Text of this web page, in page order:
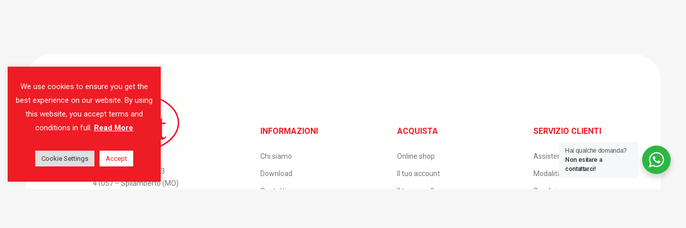
AMAS Srl
Via Don Attilio Bondi, 3
41057 – Spilamberto (MO)
INFORMAZIONI
Chi siamo
Download
Contatti
ACQUISTA
Online shop
Il tuo account
Il tuo carrello
SERVIZIO CLIENTI
Assistenza clienti
Modalità di pagamento
Spedizione e consegna
We use cookies to ensure you get the
best experience on our website. By using
this website, you accept terms and
conditions in full. Read More
Cookie Settings Accept
Hai qualche domanda?
Non esitare a
contattarci!